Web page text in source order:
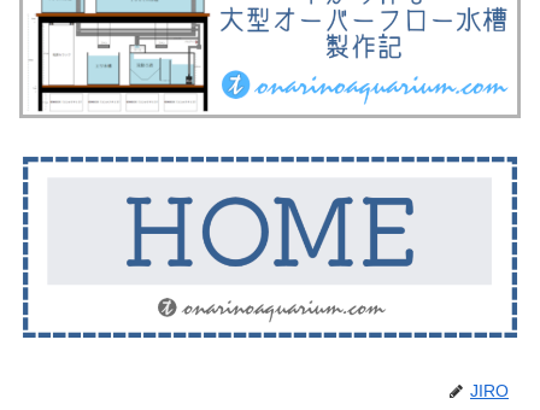
JIRO